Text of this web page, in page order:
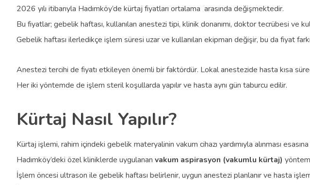
2026 yılı itibarıyla Hadımköy’de kürtaj fiyatları ortalama arasında değişmektedir.
Bu fiyatlar; gebelik haftası, kullanılan anestezi tipi, klinik donanımı, doktor tecrübesi ve
Gebelik haftası ilerledikçe işlem süresi uzar ve kullanılan ekipman değişir, bu da fiyat
Anestezi tercihi de fiyatı etkileyen önemli bir faktördür. Lokal anestezide hasta kısa
Her iki yöntemde de işlem steril koşullarda yapılır ve hasta aynı gün taburcu edilir.
Kürtaj Nasıl Yapılır?
Kürtaj işlemi, rahim içindeki gebelik materyalinin vakum cihazı yardımıyla alınması esasına
Hadımköy’deki özel kliniklerde uygulanan vakum aspirasyon (vakumlu kürtaj)
İşlem öncesi ultrason ile gebelik haftası belirlenir, uygun anestezi planlanır ve hasta işlem